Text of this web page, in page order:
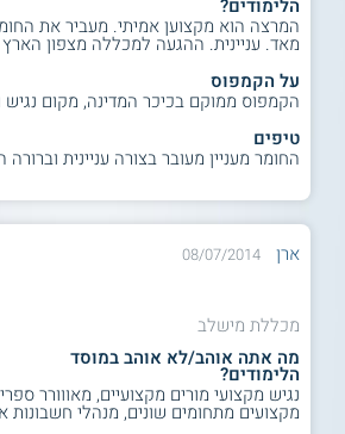
הלימודים?
המרצה הוא מקצוען אמיתי. מעביר את
מאד. עניינית. ההגעה למכללה מצפון
על הקמפוס
הקמפוס ממוקם בכיכר המדינה, מקום נגיש
טיפים
החומר מעניין מעובר בצורה עניינית
ארן 08/07/2014
מכללת מישלב
מה אתה אוהב/לא אוהב במוסד
הלימודים?
נגיש מקצועי מורים מקצועיים, מאווורר
מקצועים מתחומים שונים, מנהלי חשבונות א